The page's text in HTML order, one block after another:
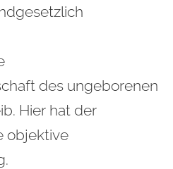
des ungeborenen
Hier hat der
objektive